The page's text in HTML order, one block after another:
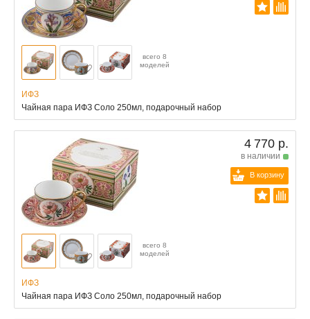
всего 8
моделей
ИФЗ
Чайная пара ИФЗ Соло 250мл, подарочный набор
4 770 р.
в наличии
В корзину
всего 8
моделей
ИФЗ
Чайная пара ИФЗ Соло 250мл, подарочный набор